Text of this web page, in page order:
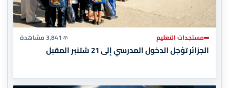
مستجدات التعليم 3,841 مشاهدة
الجزائر تؤجل الدخول المدرسي إلى 21 شتنبر المقبل